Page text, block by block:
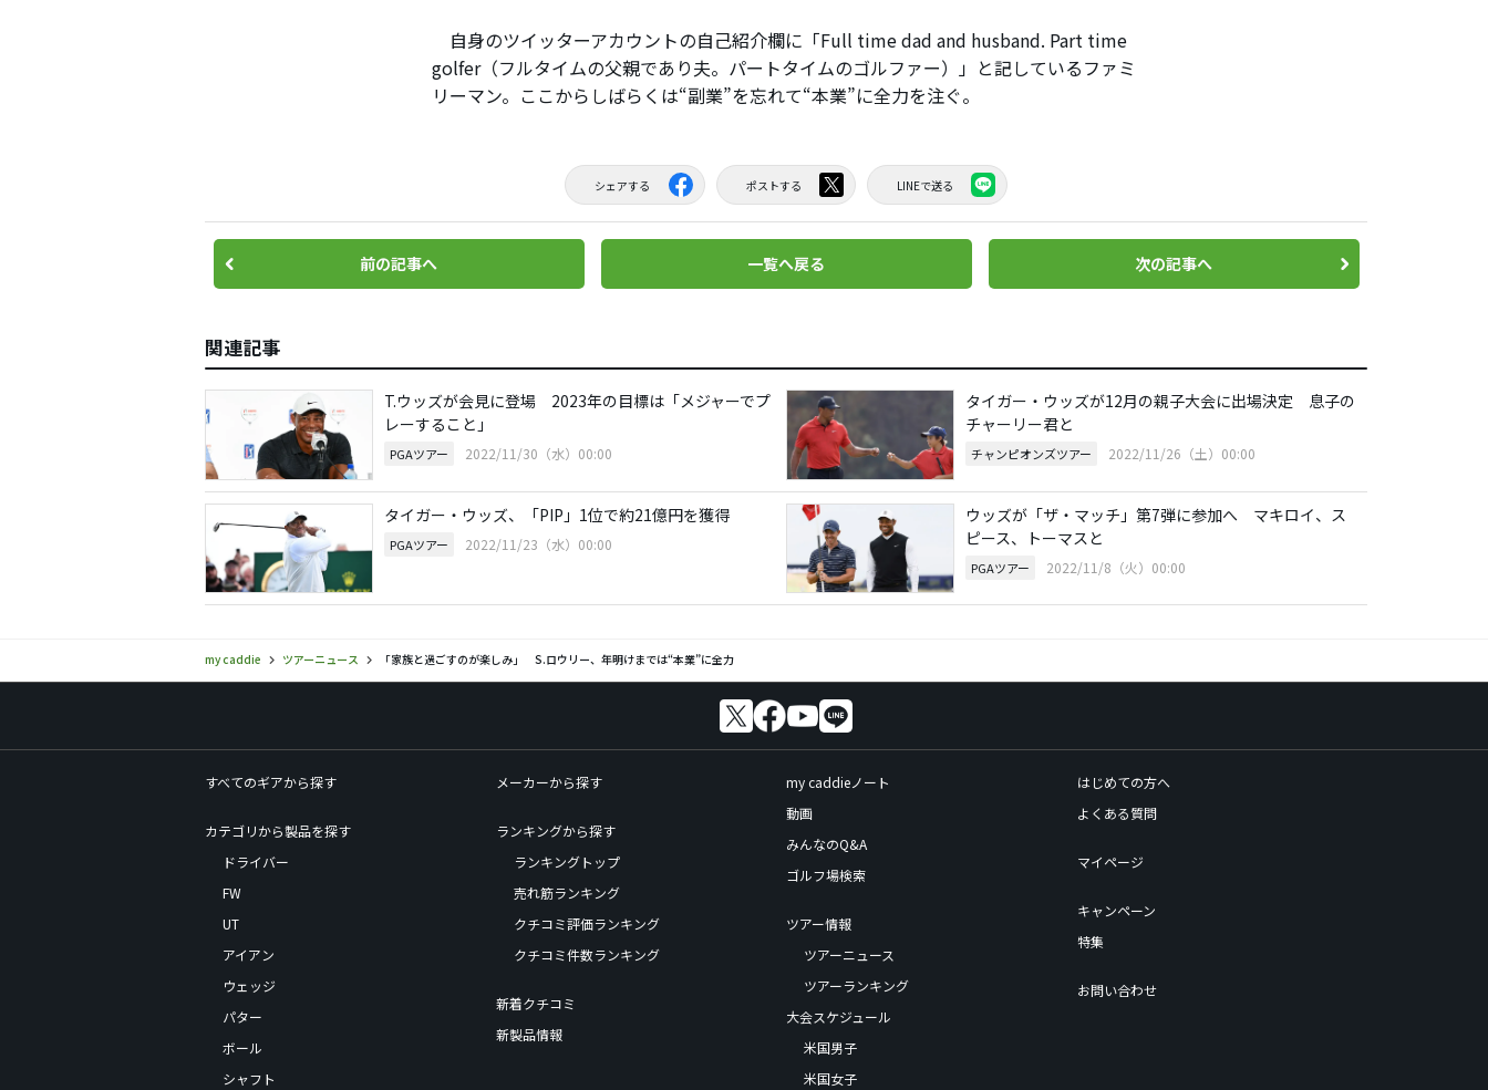
自身のツイッターアカウントの自己紹介欄に「Full time dad and husband. Part time
golfer（フルタイムの父親であり夫。パートタイムのゴルファー）」と記しているファミ
リーマン。ここからしばらくは“副業”を忘れて“本業”に全力を注ぐ。
シェアする ポストする LINEで送る
前の記事へ 一覧へ戻る 次の記事へ
関連記事
T.ウッズが会見に登場 2023年の目標は「メジャーでプ
レーすること」
PGAツアー 2022/11/30（水）00:00
タイガー・ウッズが12月の親子大会に出場決定 息子の
チャーリー君と
チャンピオンズツアー 2022/11/26（土）00:00
タイガー・ウッズ、「PIP」1位で約21億円を獲得
PGAツアー 2022/11/23（水）00:00
ウッズが「ザ・マッチ」第7弾に参加へ マキロイ、ス
ピース、トーマスと
PGAツアー 2022/11/8（火）00:00
my caddie ツアーニュース 「家族と過ごすのが楽しみ」 S.ロウリー、年明けまでは“本業”に全力
すべてのギアから探す
カテゴリから製品を探す
ドライバー
FW
UT
アイアン
ウェッジ
パター
ボール
シャフト
メーカーから探す
ランキングから探す
ランキングトップ
売れ筋ランキング
クチコミ評価ランキング
クチコミ件数ランキング
新着クチコミ
新製品情報
my caddieノート
動画
みんなのQ&A
ゴルフ場検索
ツアー情報
ツアーニュース
ツアーランキング
大会スケジュール
米国男子
米国女子
はじめての方へ
よくある質問
マイページ
キャンペーン
特集
お問い合わせ